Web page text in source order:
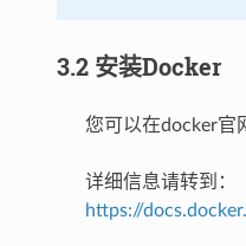
3.2 安装Docker
您可以在docker官
详细信息请转到：
https://